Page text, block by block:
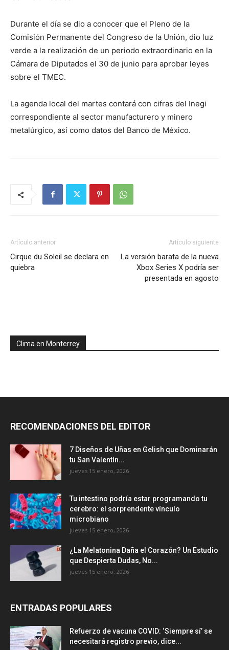
Durante el día se dio a conocer que el Pleno de la
Comisión Permanente del Congreso de la Unión, dio luz
verde a la realización de un periodo extraordinario en la
Cámara de Diputados el 30 de junio para aprobar leyes
sobre el TMEC.
La agenda local del martes contará con cifras del Inegi
correspondiente al sector manufacturero y minero
metalúrgico, así como datos del Banco de México.
Artículo anterior
Cirque du Soleil se declara en
quiebra
Artículo siguiente
La versión barata de la nueva
Xbox Series X podría ser
presentada en agosto
Clima en Monterrey
RECOMENDACIONES DEL EDITOR
7 Diseños de Uñas en Gelish que Dominarán
tu San Valentín...
jueves 15 enero, 2026
Tu intestino podría estar programando tu
cerebro: el sorprendente vínculo
microbiano
jueves 15 enero, 2026
¿La Melatonina Daña el Corazón? Un Estudio
que Despierta Dudas, No...
jueves 15 enero, 2026
ENTRADAS POPULARES
Refuerzo de vacuna COVID: ‘Siempre sí’ se
necesitará registro previo, dice...